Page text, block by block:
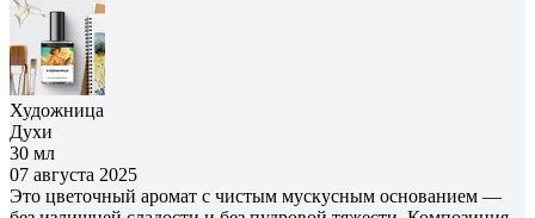
Художница
Духи
30 мл
07 августа 2025
Это цветочный аромат с чистым мускусным основанием —